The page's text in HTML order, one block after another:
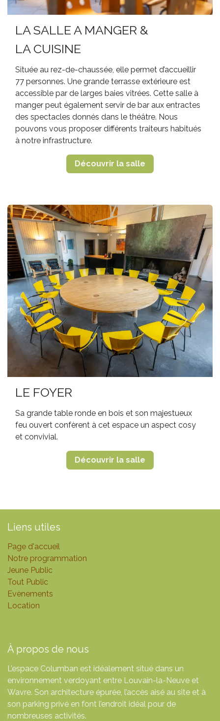
LA SALLE A MANGER &
LA CUISINE
Située au rez-de-chaussée, elle permet d’accueillir
77 personnes. Une grande terrasse extérieure est
accessible par de larges baies vitrées. Cette salle à
manger peut également servir de bar aux entractes
des spectacles donnés dans le théâtre. Nous
pouvons vous proposer différents traiteurs habitués
à notre infrastructure.
Découvrir la salle
LE FOYER
Sa grande table ronde en bois et son majestueux
feu ouvert confèrent à cet espace un aspect cosy
et convivial.
Découvrir la salle
Liens utiles
Page d'accueil
Notre programmation
Jeune Public
Tout Public
Evènements
Location
À propos de nous
L’espace Columban est idéalement situé dans un
environnement verdoyant entre Louvain-la-Neuve et
Wavre. Son architecture épurée, l’accès aisé au site et à
son parking privé en font l’endroit idéal pour de
nombreuses activités.